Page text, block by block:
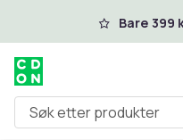
Hopp til Bare 399
Søk etter produkter